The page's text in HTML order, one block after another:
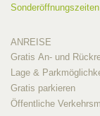
ANREISE
Gratis An- und
Lage &
Gratis parkieren
Öffentliche